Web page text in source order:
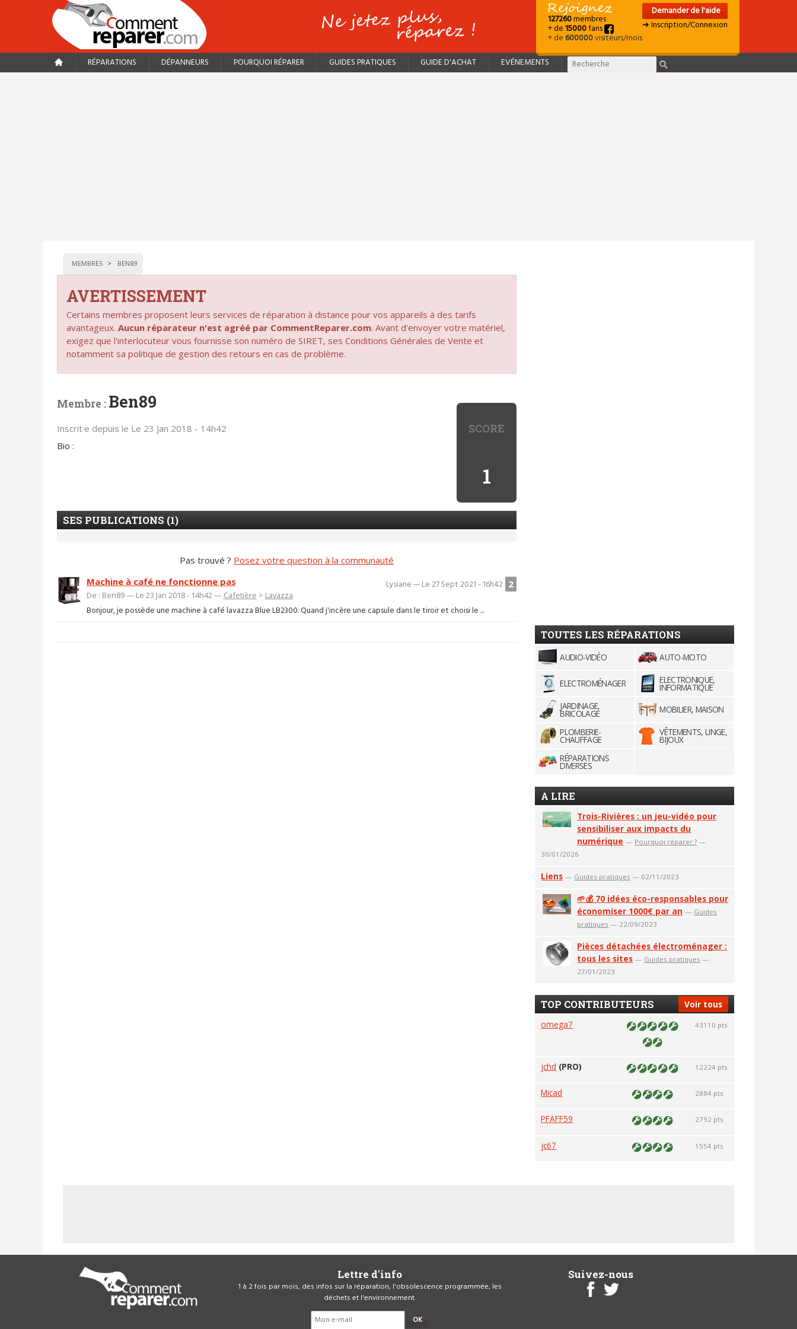
127260membres
+ de15000fans
+ de600000visiteurs/mois
Demander de l'aide
➜ Inscription/Connexion
RÉPARATIONS DÉPANNEURS POURQUOI RÉPARER GUIDES PRATIQUES GUIDE D'ACHAT EVÉNEMENTS
MEMBRES BEN89
AVERTISSEMENT
Certains membres proposent leurs services de réparation à distance pour vos appareils à des tarifs
avantageux. Aucun réparateur n'est agréé par CommentReparer.com. Avant d'envoyer votre matériel,
exigez que l'interlocuteur vous fournisse son numéro de SIRET, ses Conditions Générales de Vente et
notamment sa politique de gestion des retours en cas de problème.
SCORE
1
Membre : Ben89
Inscrit·e depuis le Le 23 Jan 2018 - 14h42
Bio :
SES PUBLICATIONS (1)
Pas trouvé ? Posez votre question à la communauté
2
Lysiane — Le 27 Sept 2021 - 16h42
Machine à café ne fonctionne pas
De : Ben89 — Le 23 Jan 2018 - 14h42 — Cafetière > Lavazza
Bonjour, je possède une machine à café lavazza Blue LB2300. Quand j'incère une capsule dans le tiroir et choisi le ...
TOUTES LES RÉPARATIONS
AUDIO-VIDÉO AUTO-MOTO
ELECTROMÉNAGER ELECTRONIQUE,
INFORMATIQUE
JARDINAGE,
BRICOLAGE
MOBILIER, MAISON
PLOMBERIE-
CHAUFFAGE
VÊTEMENTS, LINGE,
BIJOUX
RÉPARATIONS
DIVERSES
A LIRE
Trois-Rivières : un jeu-vidéo pour
sensibiliser aux impacts du
numérique — Pourquoi réparer ? —
30/01/2026
Liens — Guides pratiques — 02/11/2023
🌱💰 70 idées éco-responsables pour
économiser 1000€ par an — Guides
pratiques — 22/09/2023
Pièces détachées électroménager :
tous les sites — Guides pratiques —
27/01/2023
Voir tous
TOP CONTRIBUTEURS
omega7 43110 pts
jchd (PRO) 12224 pts
Micad 2884 pts
PFAFF59 2792 pts
jc67 1554 pts
Lettre d'info
1 à 2 fois par mois, des infos sur la réparation, l'obsolescence programmée, les
déchets et l'environnement.
OK
Suivez-nous